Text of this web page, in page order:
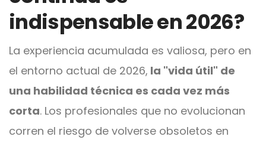
indispensable en 2026?
La experiencia acumulada es valiosa, pero en
el entorno actual de 2026, la "vida útil" de
una habilidad técnica es cada vez más
corta. Los profesionales que no evolucionan
corren el riesgo de volverse obsoletos en